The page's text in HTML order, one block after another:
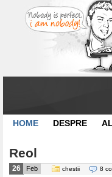
HOME DESPRE
Reol
26 Feb chestii 8